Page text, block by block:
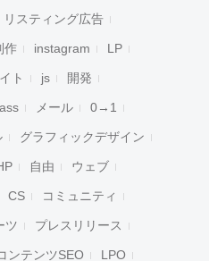
リスティング広告
作 instagram LP
ト js 開発
メール 0→1
グラフィックデザイン
自由 ウェブ
CS コミュニティ
ツ プレスリリース
ンテンツSEO LPO